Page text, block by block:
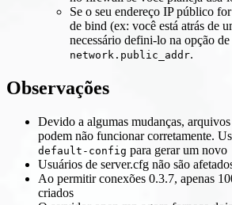
Se o seu endereço IP público
de bind (ex: você está atrás de
necessário defini-lo na opção
network.public_addr.
Observações
Devido a algumas mudanças,
podem não funcionar corretamente.
default-config para gerar um novo
Usuários de server.cfg não são
Ao permitir conexões 0.3.7, apenas
criados